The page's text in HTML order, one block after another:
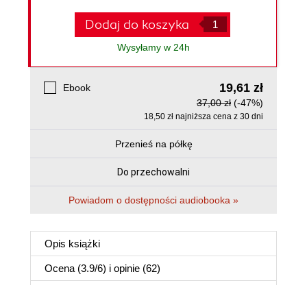
Dodaj do koszyka
Wysyłamy w 24h
Ebook 19,61 zł
37,00 zł (-47%)
18,50 zł najniższa cena z 30 dni
Przenieś na półkę
Do przechowalni
Powiadom o dostępności audiobooka »
Opis książki
Ocena (3.9/6) i opinie (62)